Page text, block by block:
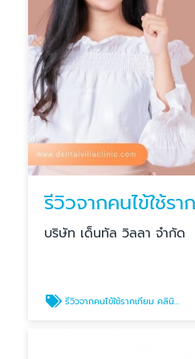
บริษัท เด็นทัล วิลลา จำกัด
รีวิวจากคนไข้ใช้รากเทียม คลินิกบางแสน